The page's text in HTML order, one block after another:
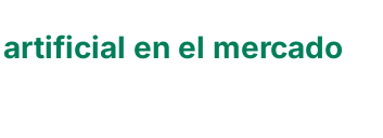
en el mercado